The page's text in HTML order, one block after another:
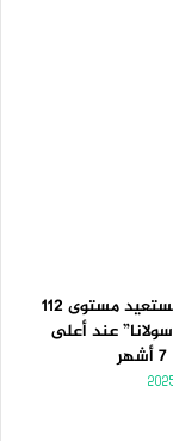
البيتكوين يستعيد مستوى 112
عند أعلى